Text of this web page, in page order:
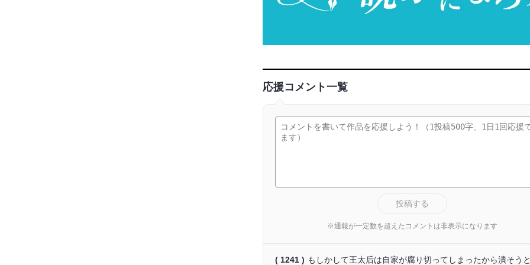
応援コメント一覧
投稿する
※通報が一定数を超えたコメントは非表示になります
( 1241 ) もしかして王太后は自家が腐り切ってしまったから潰そう